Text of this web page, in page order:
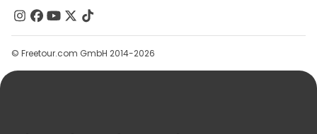
Kontakt
Gruppen
Hilfe
© Freetour.com GmbH 2014-2026